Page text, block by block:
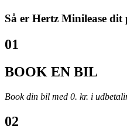
Så er Hertz Minilease dit
01
BOOK EN BIL
Book din bil med 0. kr. i
02